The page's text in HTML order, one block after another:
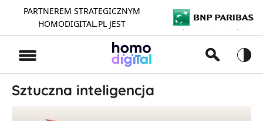
PARTNEREM STRATEGICZNYM
HOMODIGITAL.PL JEST
Sztuczna inteligencja